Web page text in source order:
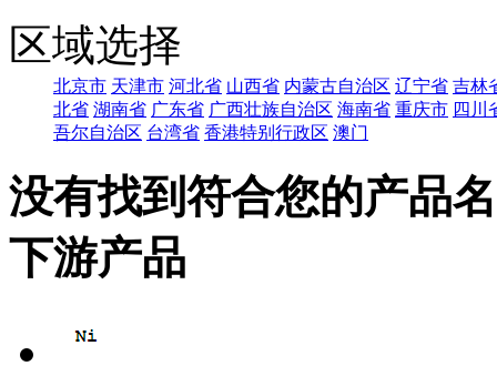
区域选择
北京市 天津市 河北省 山西省 内蒙古自治区 辽宁省 吉林
北省 湖南省 广东省 广西壮族自治区 海南省 重庆市 四川
吾尔自治区 台湾省 香港特别行政区 澳门
没有找到符合您的产品
下游产品